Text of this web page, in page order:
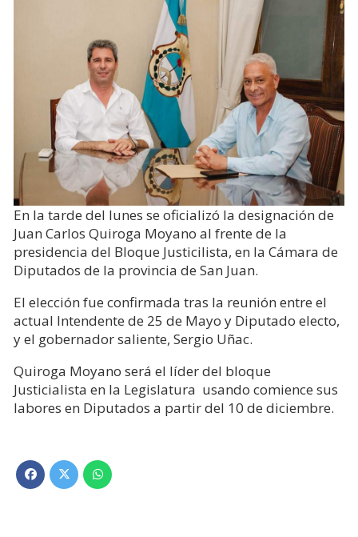
En la tarde del lunes se oficializó la designación de
Juan Carlos Quiroga Moyano al frente de la
presidencia del Bloque Justicilista, en la Cámara de
Diputados de la provincia de San Juan.
El elección fue confirmada tras la reunión entre el
actual Intendente de 25 de Mayo y Diputado electo,
y el gobernador saliente, Sergio Uñac.
Quiroga Moyano será el líder del bloque
Justicialista en la Legislatura usando comience sus
labores en Diputados a partir del 10 de diciembre.